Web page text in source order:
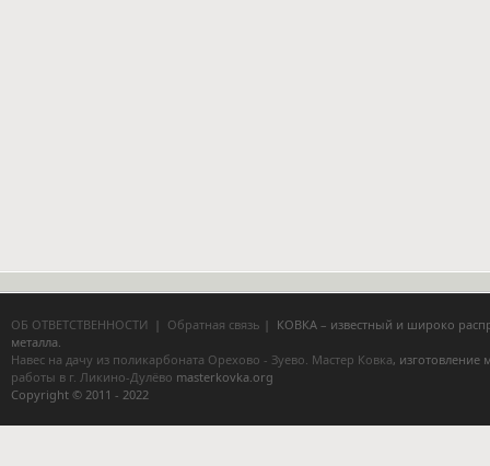
ОБ ОТВЕТСТВЕННОСТИ | Обратная связь | КОВКА – известный и широко
металла.
Навес на дачу из поликарбоната Орехово - Зуево. Мастер Ковка, изготовление
работы в г. Ликино-Дулёво masterkovka.org
Copyright © 2011 - 2022